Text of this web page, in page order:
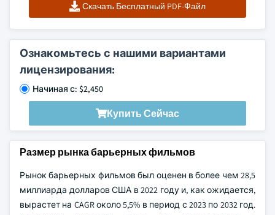
Скачать Бесплатный PDF-Файл
Ознакомьтесь с нашими вариантами
лицензирования:
Начиная с: $2,450
Купить Сейчас
Размер рынка барьерных фильмов
Рынок барьерных фильмов был оценен в более чем 28,5
миллиарда долларов США в 2022 году и, как ожидается,
вырастет на CAGR около 5,5% в период с 2023 по 2032 год.